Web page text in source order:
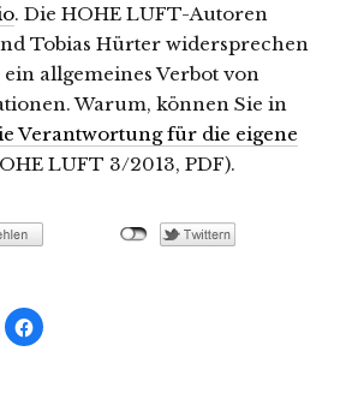
. Die HOHE LUFT-Autoren
Tobias Hürter widersprechen
allgemeines Verbot von
Warum, können Sie in
Verantwortung für die eigene
LUFT 3/2013, PDF).
Klick,
um